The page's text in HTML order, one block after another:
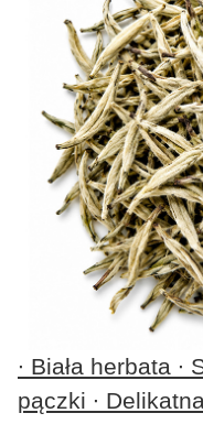
∙ Biała herbata
pączki ∙